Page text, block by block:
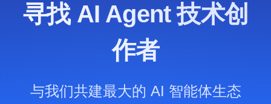
寻找 AI Agent 技术创
作者
与我们共建最大的 AI 智能体生态